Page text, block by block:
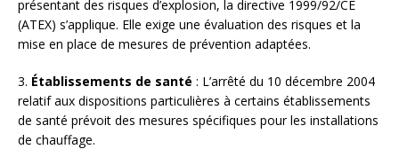
présentant des risques d’explosion, la directive 1999/92/CE
(ATEX) s’applique. Elle exige une évaluation des risques et la
mise en place de mesures de prévention adaptées.
3. Établissements de santé : L’arrêté du 10 décembre 2004
relatif aux dispositions particulières à certains établissements
de santé prévoit des mesures spécifiques pour les installations
de chauffage.